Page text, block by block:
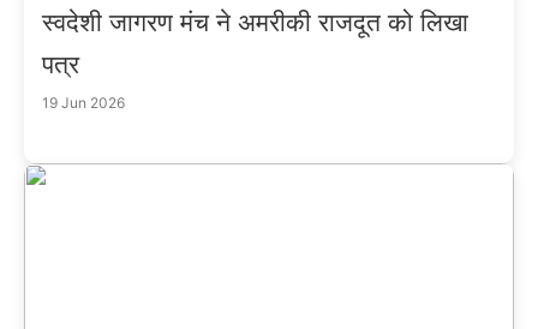
स्वदेशी जागरण मंच ने अमरीकी राजदूत को लिखा
पत्र
19 Jun 2026